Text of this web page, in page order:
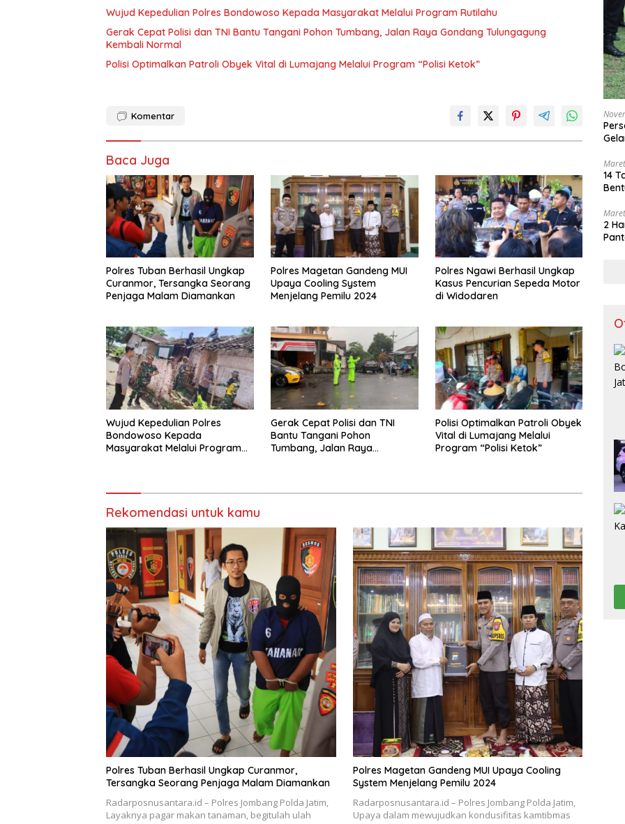
Wujud Kepedulian Polres Bondowoso Kepada Masyarakat Melalui Program Rutilahu
Gerak Cepat Polisi dan TNI Bantu Tangani Pohon Tumbang, Jalan Raya Gondang Tulungagung
Kembali Normal
Polisi Optimalkan Patroli Obyek Vital di Lumajang Melalui Program “Polisi Ketok”
Komentar
Baca Juga
Polres Tuban Berhasil Ungkap
Curanmor, Tersangka Seorang
Penjaga Malam Diamankan
Polres Magetan Gandeng MUI
Upaya Cooling System
Menjelang Pemilu 2024
Polres Ngawi Berhasil Ungkap
Kasus Pencurian Sepeda Motor
di Widodaren
Wujud Kepedulian Polres
Bondowoso Kepada
Masyarakat Melalui Program
Gerak Cepat Polisi dan TNI
Bantu Tangani Pohon
Tumbang, Jalan Raya
Polisi Optimalkan Patroli Obyek
Vital di Lumajang Melalui
Program “Polisi Ketok”
Rekomendasi untuk kamu
Polres Tuban Berhasil Ungkap Curanmor,
Tersangka Seorang Penjaga Malam Diamankan
Radarposnusantara.id – Polres Jombang Polda Jatim,
Layaknya pagar makan tanaman, begitulah ulah
Polres Magetan Gandeng MUI Upaya Cooling
System Menjelang Pemilu 2024
Radarposnusantara.id – Polres Jombang Polda Jatim,
Upaya dalam mewujudkan kondusifitas kamtibmas
14
2